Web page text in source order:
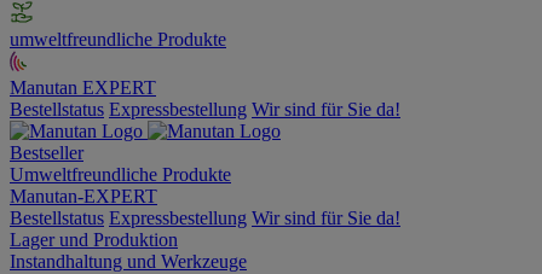
umweltfreundliche Produkte
Manutan EXPERT
Bestellstatus Expressbestellung Wir sind für Sie da!
Bestseller
Umweltfreundliche Produkte
Manutan-EXPERT
Bestellstatus Expressbestellung Wir sind für Sie da!
Lager und Produktion
Instandhaltung und Werkzeuge